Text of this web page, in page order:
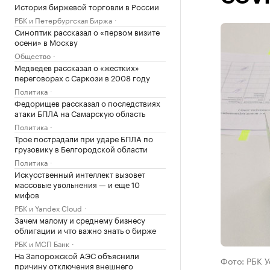
История биржевой торговли в России
РБК и Петербургская Биржа
Синоптик рассказал о «первом визите
осени» в Москву
Общество
Медведев рассказал о «жестких»
переговорах с Саркози в 2008 году
Политика
Федорищев рассказал о последствиях
атаки БПЛА на Самарскую область
Политика
Трое пострадали при ударе БПЛА по
грузовику в Белгородской области
Политика
Искусственный интеллект вызовет
массовые увольнения — и еще 10
мифов
РБК и Yandex Cloud
Зачем малому и среднему бизнесу
облигации и что важно знать о бирже
РБК и МСП Банк
На Запорожской АЭС объяснили
причину отключения внешнего
Фото: РБК